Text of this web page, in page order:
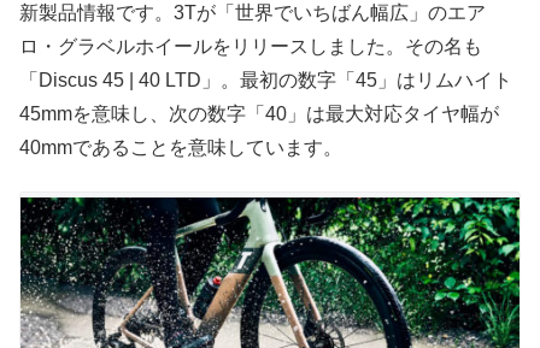
新製品情報です。3Tが「世界でいちばん幅広」のエア
ロ・グラベルホイールをリリースしました。その名も
「Discus 45 | 40 LTD」。最初の数字「45」はリムハイト
45mmを意味し、次の数字「40」は最大対応タイヤ幅が
40mmであることを意味しています。